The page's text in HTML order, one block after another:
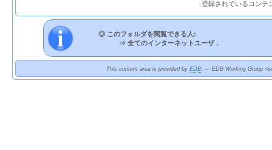
登録されているコンテ
◎ このフォルダを閲覧できる人:
⇒ 全てのインターネットユーザ．
This content area is provided by EDB. --- EDB Working Group